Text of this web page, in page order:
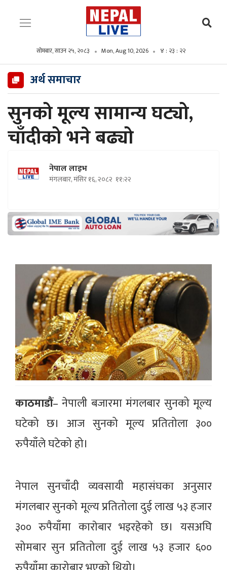
सोमबार, साउन २५, २०८३ Mon, Aug 10, 2026 ४ : २३ : २३
अर्थ समाचार
सुनको मूल्य सामान्य घट्यो,
चाँदीको भने बढ्यो
नेपाल लाइभ
मंगलबार, मंसिर १६, २०८२ ११:२२
काठमाडौं– नेपाली बजारमा मंगलबार सुनको मूल्य
घटेको छ। आज सुनको मूल्य प्रतितोला ३००
रुपैयाँले घटेको हो।
नेपाल सुनचाँदी व्यवसायी महासंघका अनुसार
मंगलबार सुनको मूल्य प्रतितोला दुई लाख ५३ हजार
३०० रुपैयाँमा काराेबार भइरहेकाे छ। यसअघि
सोमबार सुन प्रतितोला दुई लाख ५३ हजार ६००